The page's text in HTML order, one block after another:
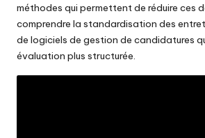
méthodes qui permettent de réduire ces
comprendre la standardisation des
de logiciels de gestion de candidatures
évaluation plus structurée.